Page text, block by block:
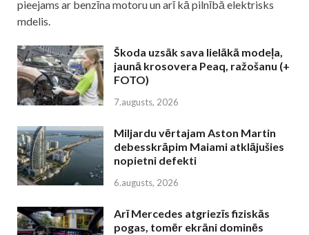
pieejams ar benzīna motoru un arī kā pilnībā elektrisks
mdelis.
Škoda uzsāk sava lielākā modeļa,
jaunā krosovera Peaq, ražošanu (+
FOTO)
7.augusts, 2026
Miljardu vērtajam Aston Martin
debesskrāpim Maiami atklājušies
nopietni defekti
6.augusts, 2026
Arī Mercedes atgriezīs fiziskās
pogas, tomēr ekrāni dominēs